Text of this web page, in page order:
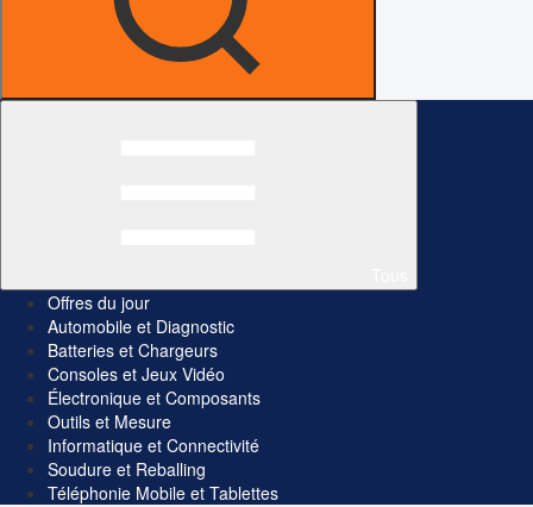
Offres du jour
Automobile et Diagnostic
Batteries et Chargeurs
Consoles et Jeux Vidéo
Électronique et Composants
Outils et Mesure
Informatique et Connectivité
Soudure et Reballing
Téléphonie Mobile et Tablettes